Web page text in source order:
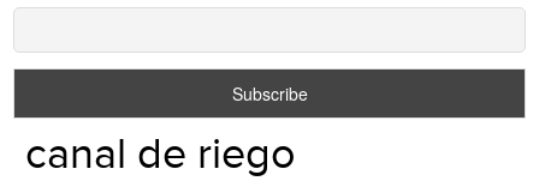
canal de riego